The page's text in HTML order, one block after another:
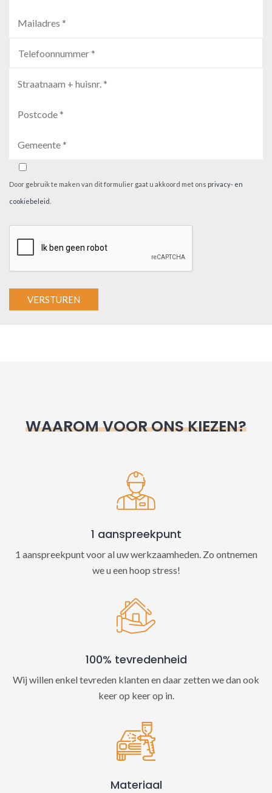
Door gebruik te maken van dit formulier gaat u akkoord met ons privacy- en
cookiebeleid
WAAROM VOOR ONS KIEZEN?
1 aanspreekpunt
1 aanspreekpunt voor al uw werkzaamheden. Zo ontnemen
we u een hoop stress!
100% tevredenheid
Wij willen enkel tevreden klanten en daar zetten we dan ook
keer op keer op in.
Materiaal